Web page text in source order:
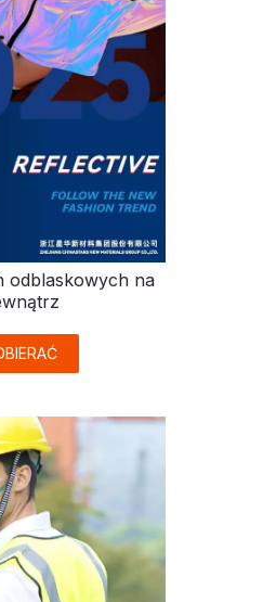
odblaskowych na